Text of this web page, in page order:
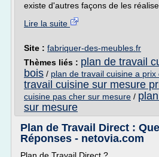
existe d'autres façons de les
Lire la suite
Site : fabriquer-des-meubles.fr
Thèmes liés : plan de travail
bois / plan de travail cuisine a prix
travail cuisine sur mesure
cuisine pas cher sur mesure /
sur mesure
Plan de Travail Direct :
Réponses - netovia.com